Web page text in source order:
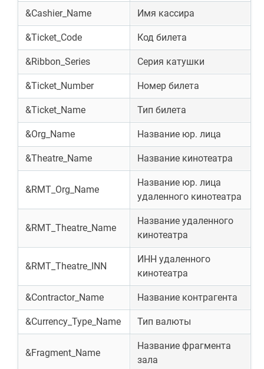
&Cashier_Name Имя кассира
&Ticket_Code Код билета
&Ribbon_Series Серия катушки
&Ticket_Number Номер билета
&Ticket_Name Тип билета
&Org_Name Название юр. лица
&Theatre_Name Название кинотеатра
&RMT_Org_Name
Название юр. лица
удаленного кинотеатра
&RMT_Theatre_Name
Название удаленного
кинотеатра
&RMT_Theatre_INN
ИНН удаленного
кинотеатра
&Contractor_Name Название контрагента
&Currency_Type_Name Тип валюты
&Fragment_Name
Название фрагмента
зала